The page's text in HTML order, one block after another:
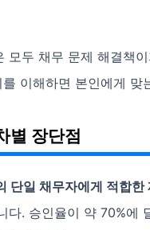
모두 채무 문제 해결책
이해하면 본인에게 맞
별 장단점
단일 채무자에게 적합한
다. 승인율이 약 70%에